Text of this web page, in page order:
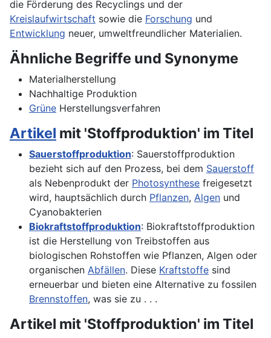
die Förderung des Recyclings und der
Kreislaufwirtschaft sowie die Forschung und
Entwicklung neuer, umweltfreundlicher Materialien.
Ähnliche Begriffe und Synonyme
Materialherstellung
Nachhaltige Produktion
Grüne Herstellungsverfahren
Artikel mit 'Stoffproduktion' im Titel
Sauerstoffproduktion: Sauerstoffproduktion
bezieht sich auf den Prozess, bei dem Sauerstoff
als Nebenprodukt der Photosynthese freigesetzt
wird, hauptsächlich durch Pflanzen, Algen und
Cyanobakterien
Biokraftstoffproduktion: Biokraftstoffproduktion
ist die Herstellung von Treibstoffen aus
biologischen Rohstoffen wie Pflanzen, Algen oder
organischen Abfällen. Diese Kraftstoffe sind
erneuerbar und bieten eine Alternative zu fossilen
Brennstoffen, was sie zu . . .
Artikel mit 'Stoffproduktion' im Titel